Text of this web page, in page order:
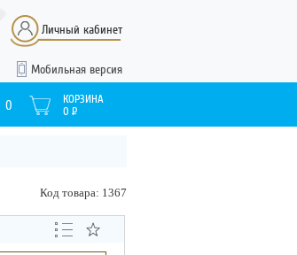
Мобильная версия
Личный кабинет
0
КОРЗИНА
0 Р
Код товара: 1367